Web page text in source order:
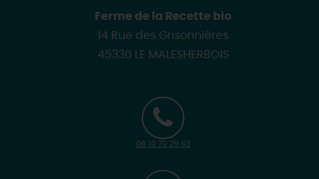
Ferme de la Recette bio
14 Rue des Grisonnières
45330 LE MALESHERBOIS
06 10 70 29 63